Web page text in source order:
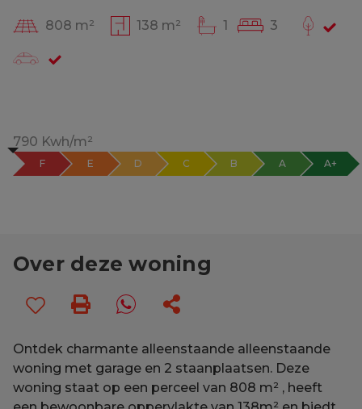
808 m² 138 m² 1 3
790 Kwh/m²
F E D C B A A+
Over deze woning
Ontdek charmante alleenstaande alleenstaande
woning met garage en 2 staanplaatsen. Deze
woning staat op een perceel van 808 m² , heeft